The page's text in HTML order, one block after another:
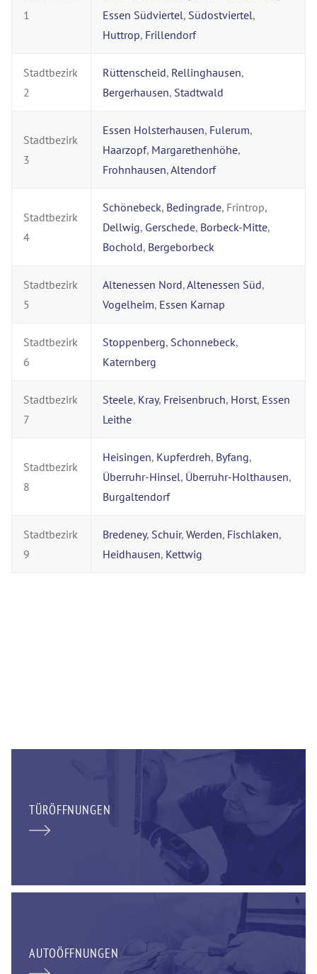
1
Essen Südviertel, Südostviertel,
Huttrop, Frillendorf
Stadtbezirk
2
Rüttenscheid, Rellinghausen,
Bergerhausen, Stadtwald
Stadtbezirk
3
Essen Holsterhausen, Fulerum,
Haarzopf, Margarethenhöhe,
Frohnhausen,Altendorf
Stadtbezirk
4
Schönebeck, Bedingrade, Frintrop,
Dellwig, Gerschede, Borbeck-Mitte,
Bochold, Bergeborbeck
Stadtbezirk
5
Altenessen Nord,Altenessen Süd,
Vogelheim, Essen Karnap
Stadtbezirk
6
Stoppenberg, Schonnebeck,
Katernberg
Stadtbezirk
7
Steele, Kray, Freisenbruch, Horst, Essen
Leithe
Stadtbezirk
8
Heisingen, Kupferdreh, Byfang,
Überruhr-Hinsel, Überruhr-Holthausen,
Burgaltendorf
Stadtbezirk
9
Bredeney, Schuir, Werden, Fischlaken,
Heidhausen, Kettwig
TÜRÖFFNUNGEN
AUTOÖFFNUNGEN